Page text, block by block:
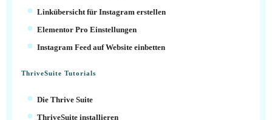
Linkübersicht für Instagram erstellen
Elementor Pro Einstellungen
Instagram Feed auf Website einbetten
ThriveSuite Tutorials
Die Thrive Suite
ThriveSuite installieren